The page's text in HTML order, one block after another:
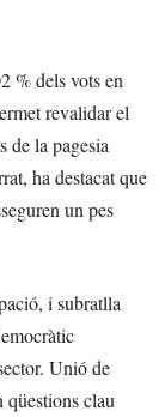
% dels vots en
revalidar el
de la pagesia
ha destacat que
un pes
i subratlla
Unió de
qüestions clau